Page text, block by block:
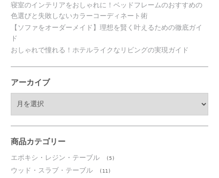
寝室のインテリアをおしゃれに！ベッドフレームのおすすめの
色選びと失敗しないカラーコーディネート術
【ソファをオーダーメイド】理想を賢く叶えるための徹底ガイ
ド
おしゃれで憧れる！ホテルライクなリビングの実現ガイド
アーカイブ
ブ
商品カテゴリー
エポキシ・レジン・テーブル (5)
ウッド・スラブ・テーブル (11)